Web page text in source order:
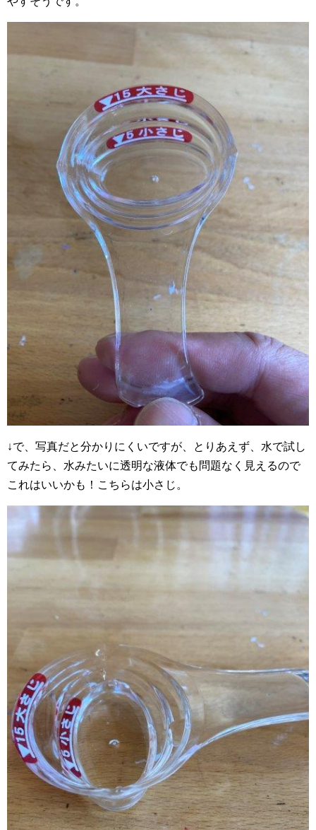
↓で、写真だと分かりにくいですが、とりあえず、水で試し
てみたら、水みたいに透明な液体でも問題なく見えるので
これはいいかも！こちらは小さじ。